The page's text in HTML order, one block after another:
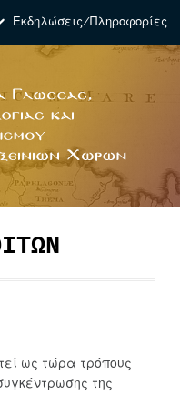
Εκδηλώσεις/Πληροφορίες
ως τώρα τρόπους
της